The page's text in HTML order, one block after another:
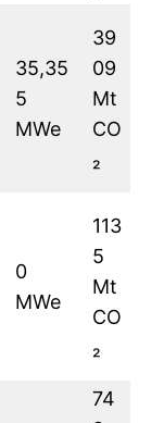
35,35
5
MWe
39
09
Mt
CO
₂
0
MWe
113
5
Mt
CO
₂
74